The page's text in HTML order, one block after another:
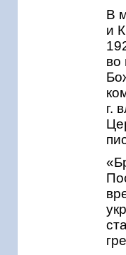
В
и
во
г.